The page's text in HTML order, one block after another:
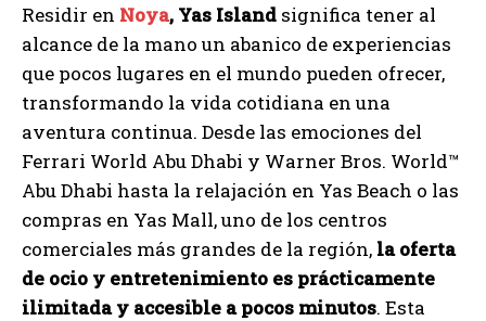
Residir en Noya, Yas Island significa tener al
alcance de la mano un abanico de experiencias
que pocos lugares en el mundo pueden ofrecer,
transformando la vida cotidiana en una
aventura continua. Desde las emociones del
Ferrari World Abu Dhabi y Warner Bros. World™
Abu Dhabi hasta la relajación en Yas Beach o las
compras en Yas Mall, uno de los centros
comerciales más grandes de la región, la oferta
de ocio y entretenimiento es prácticamente
ilimitada y accesible a pocos minutos. Esta